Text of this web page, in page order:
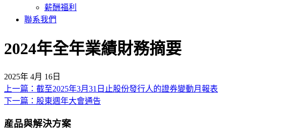
薪酬福利
聯系我們
2024年全年業績財務摘要
2025年 4月 16日
文
章
導
上一篇：截至2025年3月31日止股份發行人的證券變動月報表
下一篇：股東週年大會通告
産品與解決方案